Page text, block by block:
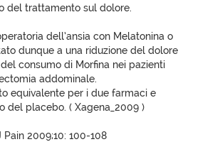
del trattamento sul dolore.
dell’ansia con Melatonina o
dunque a una riduzione del dolore
consumo di Morfina nei pazienti
addominale.
equivalente per i due farmaci e
del placebo. ( Xagena_2009 )
2009;10: 100-108